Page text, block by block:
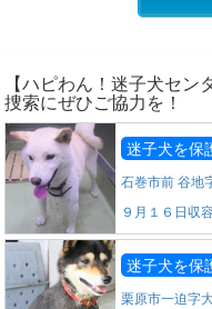
【ハピわん！迷子犬セ
捜索にぜひご協力を！
迷子犬を保
石巻市前 谷地
９月１６日収
迷子犬を保
栗原市一迫字